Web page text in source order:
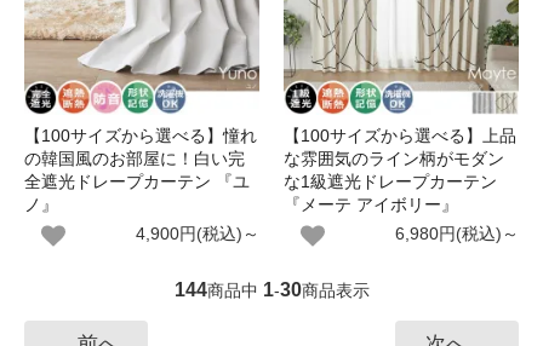
【100サイズから選べる】憧れ
の韓国風のお部屋に！白い完
全遮光ドレープカーテン 『ユ
ノ』
4,900円(税込)～
【100サイズから選べる】上品
な雰囲気のライン柄がモダン
な1級遮光ドレープカーテン
『メーテ アイボリー』
6,980円(税込)～
144商品中 1-30商品表示